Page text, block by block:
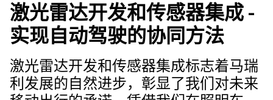
激光雷达开发和传感器集成 -
实现自动驾驶的协同方法
激光雷达开发和传感器集成标志着马瑞
利发展的自然进步，彰显了我们对未来